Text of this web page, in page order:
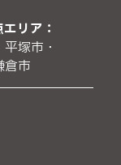
リア：
塚市・
倉市